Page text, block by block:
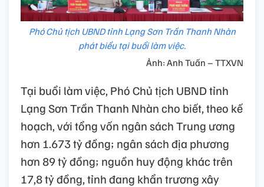
Phó Chủ tịch UBND tỉnh Lạng Sơn Trần Thanh Nhàn
phát biểu tại buổi làm việc.
Ảnh: Anh Tuấn – TTXVN
Tại buổi làm việc, Phó Chủ tịch UBND tỉnh
Lạng Sơn Trần Thanh Nhàn cho biết, theo kế
hoạch, với tổng vốn ngân sách Trung ương
hơn 1.673 tỷ đồng; ngân sách địa phương
hơn 89 tỷ đồng; nguồn huy động khác trên
17,8 tỷ đồng, tỉnh đang khẩn trương xây